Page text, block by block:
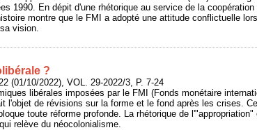
1990. En dépit d'une rhétorique au service de la coopération
montre que le FMI a adopté une attitude conflictuelle
vision.
?
(01/10/2022), VOL. 29-2022/3, P. 7-24
libérales imposées par le FMI (Fonds monétaire
l'objet de révisions sur la forme et le fond après les crises.
toute réforme profonde. La rhétorique de
relève du néocolonialisme.